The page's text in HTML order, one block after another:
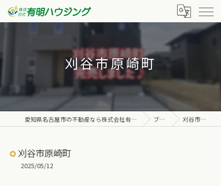
刈谷市原崎町
愛知県名古屋市の不動産なら株式会社有明ハウジング ブログ 刈谷市原崎町
刈谷市原崎町
2025/05/12